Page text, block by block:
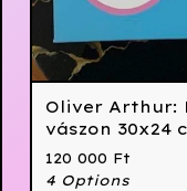
Oliver
vászon 30x24
120 000 Ft
4 Options